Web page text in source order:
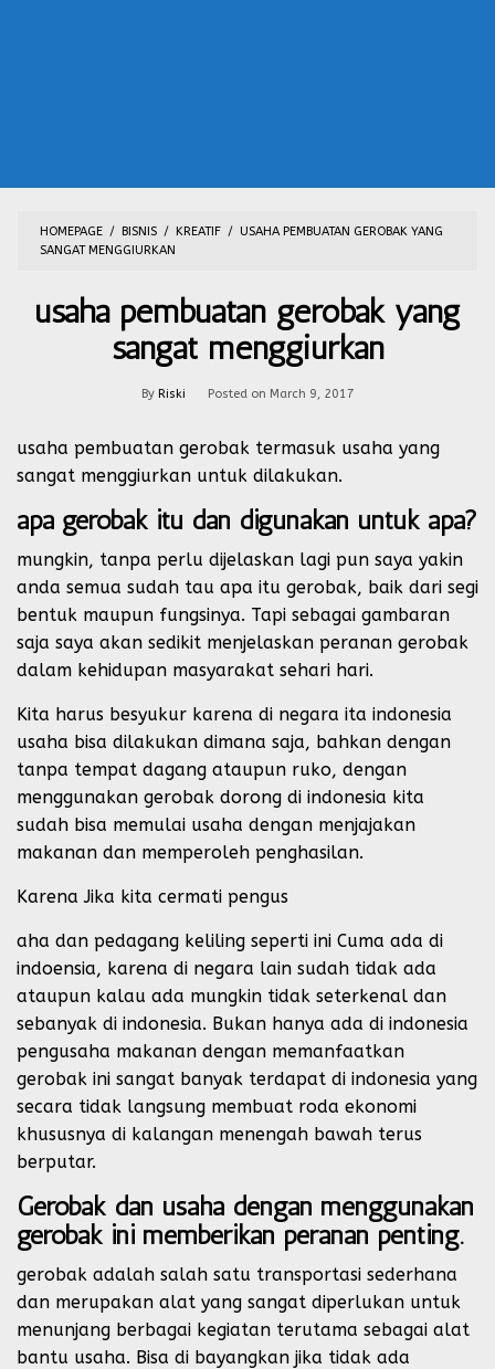
HOMEPAGE / BISNIS / KREATIF / USAHA PEMBUATAN GEROBAK YANG
SANGAT MENGGIURKAN
usaha pembuatan gerobak yang
sangat menggiurkan
By Riski Posted on March 9, 2017
usaha pembuatan gerobak termasuk usaha yang
sangat menggiurkan untuk dilakukan.
apa gerobak itu dan digunakan untuk apa?
mungkin, tanpa perlu dijelaskan lagi pun saya yakin
anda semua sudah tau apa itu gerobak, baik dari segi
bentuk maupun fungsinya. Tapi sebagai gambaran
saja saya akan sedikit menjelaskan peranan gerobak
dalam kehidupan masyarakat sehari hari.
Kita harus besyukur karena di negara ita indonesia
usaha bisa dilakukan dimana saja, bahkan dengan
tanpa tempat dagang ataupun ruko, dengan
menggunakan gerobak dorong di indonesia kita
sudah bisa memulai usaha dengan menjajakan
makanan dan memperoleh penghasilan.
Karena Jika kita cermati pengus
aha dan pedagang keliling seperti ini Cuma ada di
indoensia, karena di negara lain sudah tidak ada
ataupun kalau ada mungkin tidak seterkenal dan
sebanyak di indonesia. Bukan hanya ada di indonesia
pengusaha makanan dengan memanfaatkan
gerobak ini sangat banyak terdapat di indonesia yang
secara tidak langsung membuat roda ekonomi
khususnya di kalangan menengah bawah terus
berputar.
Gerobak dan usaha dengan menggunakan
gerobak ini memberikan peranan penting.
gerobak adalah salah satu transportasi sederhana
dan merupakan alat yang sangat diperlukan untuk
menunjang berbagai kegiatan terutama sebagai alat
bantu usaha. Bisa di bayangkan jika tidak ada